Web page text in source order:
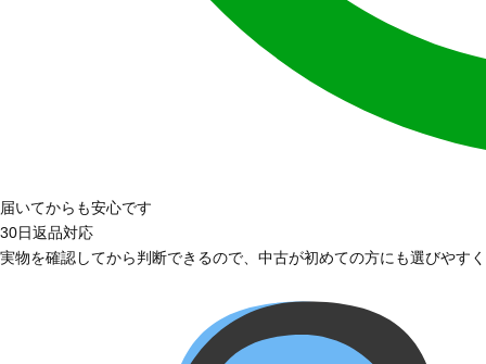
届いてからも安心です
30日返品対応
実物を確認してから判断できるので、中古が初めての方にも選びやす